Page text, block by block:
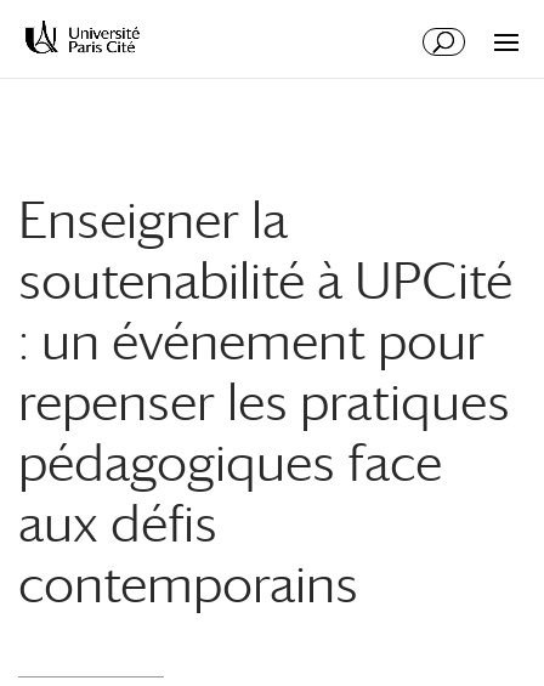
Enseigner la
soutenabilité à UPCité
: un événement pour
repenser les pratiques
pédagogiques face
aux défis
contemporains